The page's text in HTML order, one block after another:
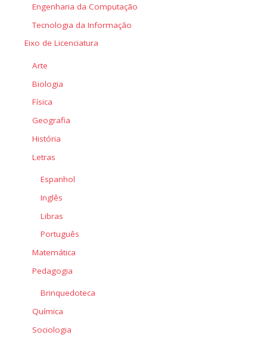
Engenharia da Computação
Tecnologia da Informação
Eixo de Licenciatura
Arte
Biologia
Física
Geografia
História
Letras
Espanhol
Inglês
Libras
Português
Matemática
Pedagogia
Brinquedoteca
Química
Sociologia